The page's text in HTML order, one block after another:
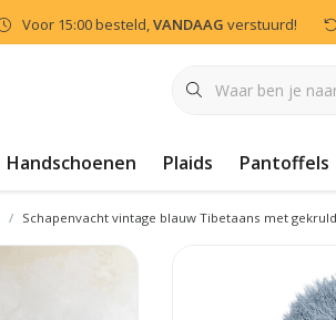
Voor 15:00 besteld,VANDAAG verstuurd!
Handschoenen Plaids Pantoffels
Schapenvacht vintage blauw Tibetaans met